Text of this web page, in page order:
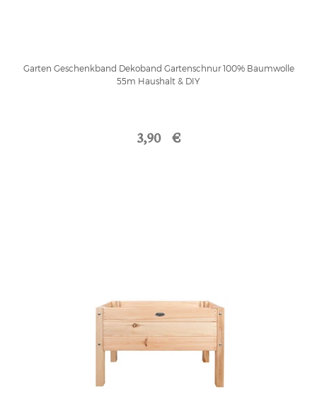
Garten Geschenkband Dekoband Gartenschnur 100% Baumwolle
55m Haushalt & DIY
3,90 €